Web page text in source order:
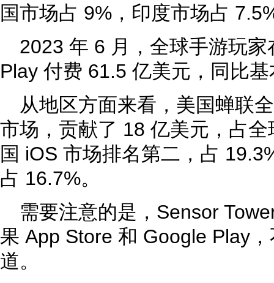
国市场占 9%，印度市场占
2023 年 6 月，全球手游玩
Play 付费 61.5 亿美元，同比
从地区方面来看，美国蝉联
市场，贡献了 18 亿美元，占
国 iOS 市场排名第二，占
占 16.7%。
需要注意的是，Sensor
果 App Store 和 Google Play
道。